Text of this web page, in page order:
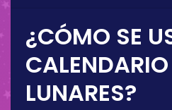
¿CÓMO SE
LUNARES?